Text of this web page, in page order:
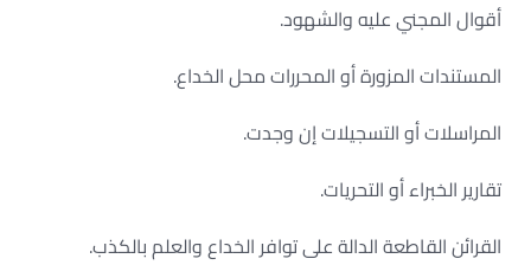
أقوال المجني عليه والشهود.
المستندات المزورة أو المحررات محل الخداع.
المراسلات أو التسجيلات إن وجدت.
تقارير الخبراء أو التحريات.
القرائن القاطعة الدالة على توافر الخداع والعلم بالكذب.